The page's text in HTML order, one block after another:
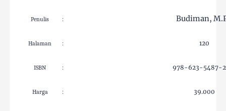
Penulis : Budiman,
Halaman : 120
ISBN : 978-623-5487-
Harga : 39.000